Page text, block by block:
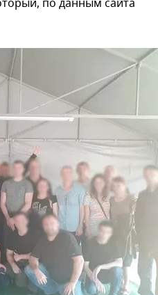
по данным сайта